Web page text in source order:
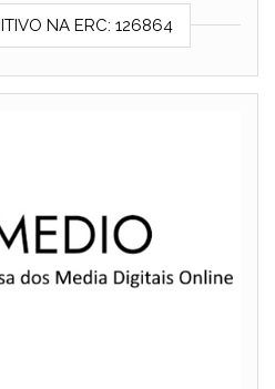
NA ERC: 126864